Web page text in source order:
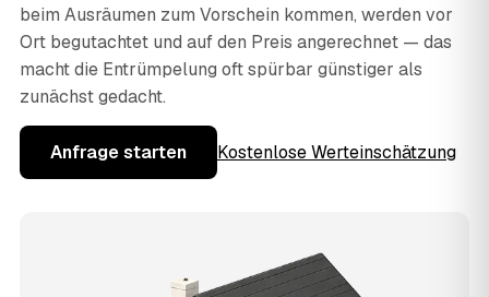
beim Ausräumen zum Vorschein kommen, werden vor
Ort begutachtet und auf den Preis angerechnet — das
macht die Entrümpelung oft spürbar günstiger als
zunächst gedacht.
Anfrage starten Kostenlose Werteinschätzung